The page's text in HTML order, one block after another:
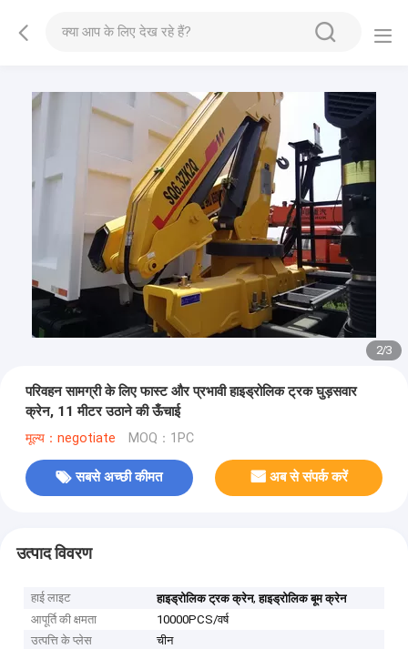
2/3
परिवहन सामग्री के लिए फास्ट और प्रभावी हाइड्रोलिक ट्रक घुड़सवार
क्रेन, 11 मीटर उठाने की ऊँचाई
मूल्य：negotiate MOQ：1PC
सबसे अच्छी कीमत अब से संपर्क करें
उत्पाद विवरण
हाई लाइट हाइड्रोलिक ट्रक क्रेन,हाइड्रोलिक बूम क्रेन
आपूर्ति की क्षमता
10000PCS/वर्ष
उत्पत्ति के प्लेस
चीन